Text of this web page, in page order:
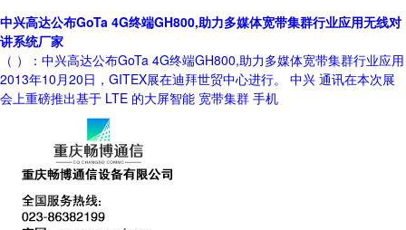
中兴高达公布GoTa 4G终端GH800,助力多媒体宽带集群行业应用无线对
讲系统厂家
（ ）：中兴高达公布GoTa 4G终端GH800,助力多媒体宽带集群行业应用
2013年10月20日，GITEX展在迪拜世贸中心进行。 中兴 通讯在本次展
会上重磅推出基于 LTE 的大屏智能 宽带集群 手机